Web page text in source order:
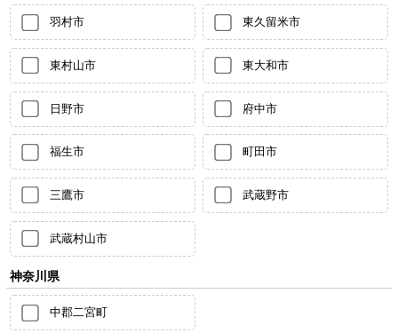
羽村市 東久留米市
東村山市 東大和市
日野市 府中市
福生市 町田市
三鷹市 武蔵野市
武蔵村山市
神奈川県
中郡二宮町